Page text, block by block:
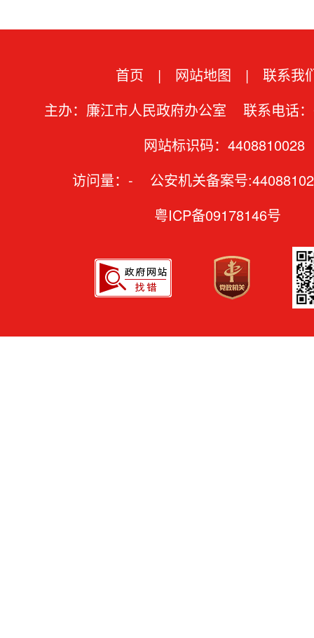
首页 | 网站地图 |
联系我
主办：廉江市人民政府办公室 联系电话
网站标识码：4408810028
访问量： - 公安机关备案号
粤ICP备09178146号